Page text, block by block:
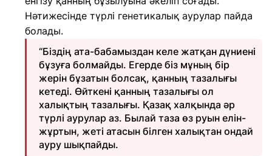
Нәтижесінде түрлі генетикалық аурулар пайда
болады.
“Біздің ата-бабамыздан келе жатқан дүниені
бұзуға болмайды. Егерде біз мұның бір
жерін бұзатын болсақ, қанның тазалығы
кетеді. Өйткені қанның тазалығы ол
халықтың тазалығы. Қазақ халқында әр
түрлі аурулар аз. Былай таза өз руын елін-
жұртын, жеті атасын білген халықтан ондай
ауру шықпайды.